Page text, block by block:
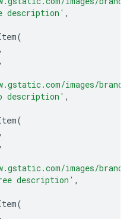
description' ,
(
,
,
images/
description' ,
(
,
,
images/
description' ,
(
,